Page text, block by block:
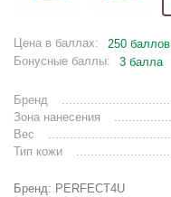
Цена в баллах:
250 баллов
Бонусные баллы:
3 балла
Бренд
Зона нанесения
Вес
Тип кожи
Бренд: PERFECT4U